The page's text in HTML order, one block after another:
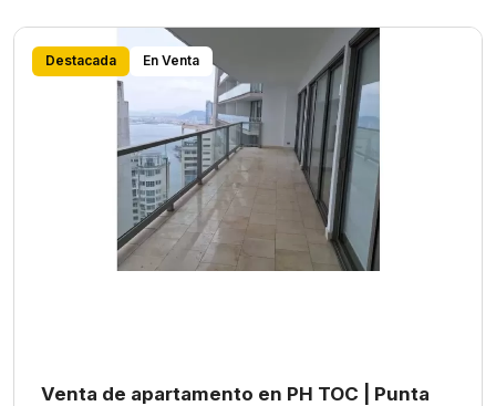
Destacada En Venta
Venta de apartamento en PH TOC | Punta